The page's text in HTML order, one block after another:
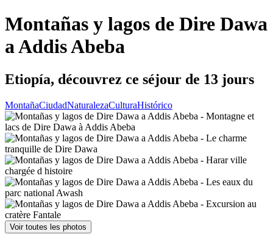
Montañas y lagos de Dire Dawa
a Addis Abeba
Etiopía, découvrez ce séjour de 13 jours
MontañaCiudadNaturalezaCulturaHistórico
Voir toutes les photos